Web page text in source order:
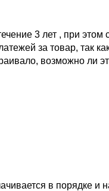
3 лет , при этом
за товар, так
возможно ли
в порядке и